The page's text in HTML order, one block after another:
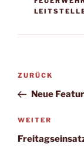
Vorheriger
Beitrag
ZURÜCK
Neue
Nächster
Beitrag
WEITER